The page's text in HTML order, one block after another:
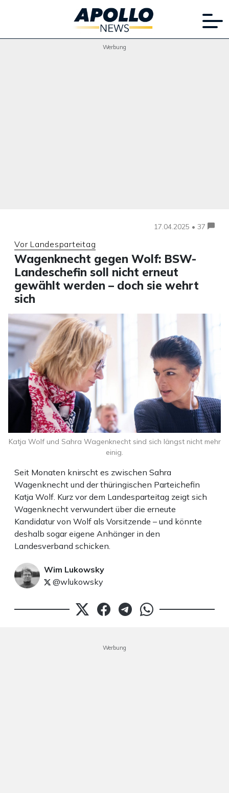
Werbung
17.04.2025 • 37
Vor Landesparteitag
Wagenknecht gegen Wolf: BSW-
Landeschefin soll nicht erneut
gewählt werden – doch sie wehrt
sich
Seit Monaten knirscht es zwischen Sahra
Wagenknecht und der thüringischen Parteichefin
Katja Wolf. Kurz vor dem Landesparteitag zeigt sich
Wagenknecht verwundert über die erneute
Kandidatur von Wolf als Vorsitzende – und könnte
deshalb sogar eigene Anhänger in den
Landesverband schicken.
Wim Lukowsky
@wlukowsky
Katja Wolf und Sahra Wagenknecht sind sich längst nicht mehr
einig.
Werbung